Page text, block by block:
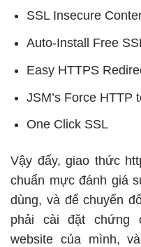
SSL Insecure
Auto-Install Free
Easy HTTPS
JSM’s Force HTTP
One Click SSL
Vậy đấy, giao thức
chuẩn mực đánh giá
dùng, và để chuyển
phải cài đặt chứng
website của mình,